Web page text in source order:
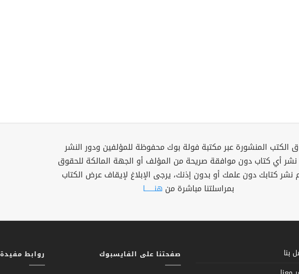
الكتب المنشورة عبر مكتبة فولة بوك محفوظة للمؤلفين ودور النشر
نشر أي كتاب دون موافقة صريحة من المؤلف أو الجهة المالكة للحقوق
نشر كتابك دون علمك أو بدون إذنك، يرجى الإبلاغ لإيقاف عرض الكتاب
بمراسلتنا مباشرة من هنــــــا
بنا
صفحتنا على الفايسبوك روابط مفيدة